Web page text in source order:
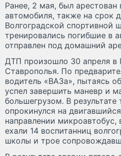
Ранее, 2 мая, был арестован
автомобиля, также на срок
Волгоградской спортивной
тренировались погибшие в
отправлен под домашний
ДТП произошло 30 апреля в
Ставрополья. По
водитель «ВАЗа», пытаясь
успел завершить маневр и
большегрузом. В
опрокинулся на
направлении
ехали 14 воспитанниц
школы и трое